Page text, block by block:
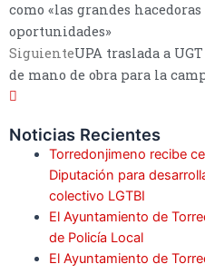
como «las grandes
oportunidades»
SiguienteUPA traslada a
de mano de obra para la
Noticias Recientes
Torredonjimeno recibe
Diputación para
colectivo LGTBI
El Ayuntamiento de
de Policía Local
El Ayuntamiento de